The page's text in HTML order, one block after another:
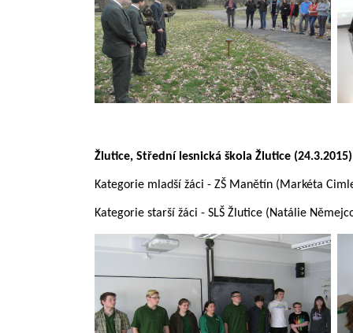
Žlutice, Střední lesnická škola Žlutice (24.3.2015)
Kategorie mladší žáci - ZŠ Manětín (Markéta
Kategorie starší žáci - SLŠ Žlutice (Natálie